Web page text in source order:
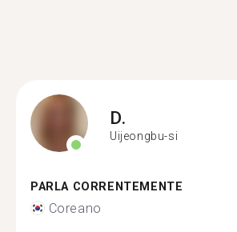
D.
Uijeongbu-si
PARLA CORRENTEMENTE
Coreano